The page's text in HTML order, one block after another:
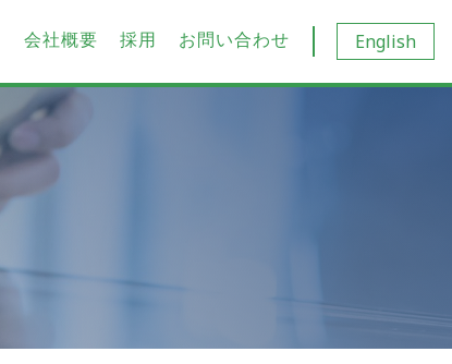
会社概要 採用 お問い合わせ English